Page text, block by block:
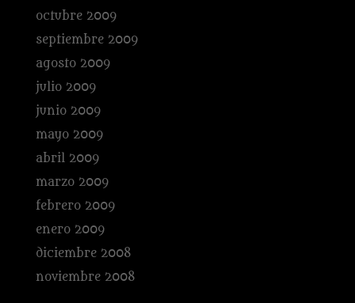
octubre 2009
septiembre 2009
agosto 2009
julio 2009
junio 2009
mayo 2009
abril 2009
marzo 2009
febrero 2009
enero 2009
diciembre 2008
noviembre 2008